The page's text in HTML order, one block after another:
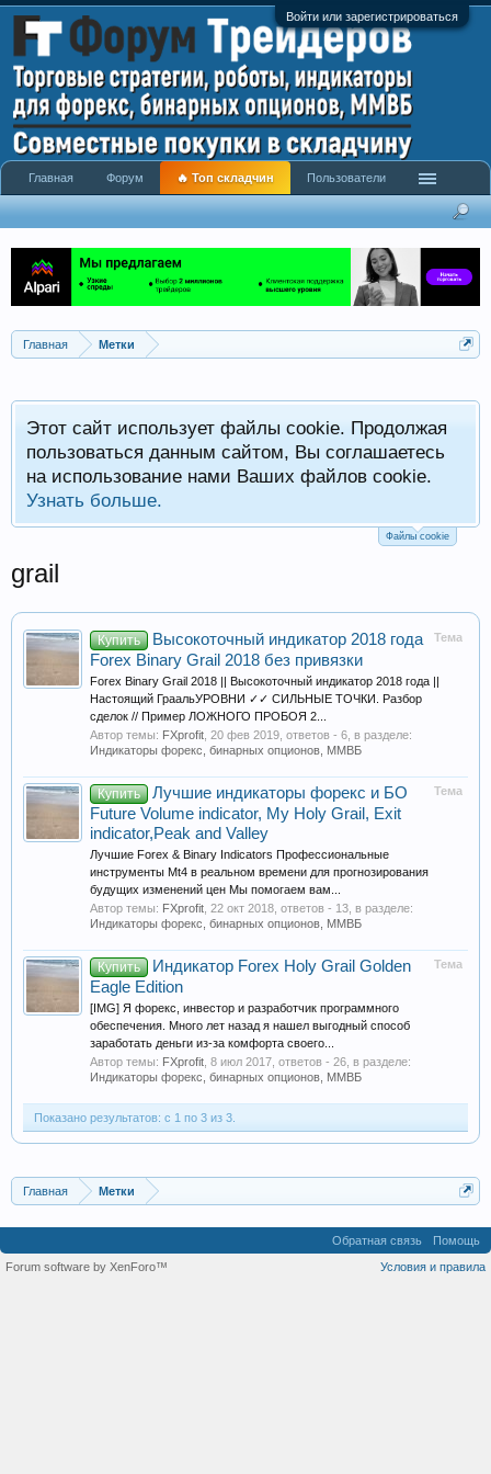
Войти или зарегистрироваться
Главная Метки
Этот сайт использует файлы cookie. Продолжая
пользоваться данным сайтом, Вы соглашаетесь
на использование нами Ваших файлов cookie.
Узнать больше.
Файлы cookie
grail
Тема
Купить
Высокоточный индикатор 2018 года
Forex Binary Grail 2018 без привязки
Forex Binary Grail 2018 || Высокоточный индикатор 2018 года ||
Настоящий ГраальУРОВНИ ✓✓ СИЛЬНЫЕ ТОЧКИ. Разбор
сделок // Пример ЛОЖНОГО ПРОБОЯ 2...
Автор темы: FXprofit 20 фев 2019 , ответов - 6, в разделе:
Индикаторы форекс, бинарных опционов, ММВБ
Тема
Купить
Лучшие индикаторы форекс и БО
Future Volume indicator, My Holy Grail, Exit
indicator,Peak and Valley
Лучшие Forex & Binary Indicators Профессиональные
инструменты Mt4 в реальном времени для прогнозирования
будущих изменений цен Мы помогаем вам...
Автор темы: FXprofit 22 окт 2018 , ответов - 13, в разделе:
Индикаторы форекс, бинарных опционов, ММВБ
Тема
Купить
Индикатор Forex Holy Grail Golden
Eagle Edition
[IMG] Я форекс, инвестор и разработчик программного
обеспечения. Много лет назад я нашел выгодный способ
заработать деньги из-за комфорта своего...
Автор темы: FXprofit 8 июл 2017 , ответов - 26, в разделе:
Индикаторы форекс, бинарных опционов, ММВБ
Показано результатов: с 1 по 3 из 3.
Главная Метки
Главная Форум 🔥 Топ складчин Пользователи
Обратная связь
Помощь
Условия и правила
Forum software by XenForo™